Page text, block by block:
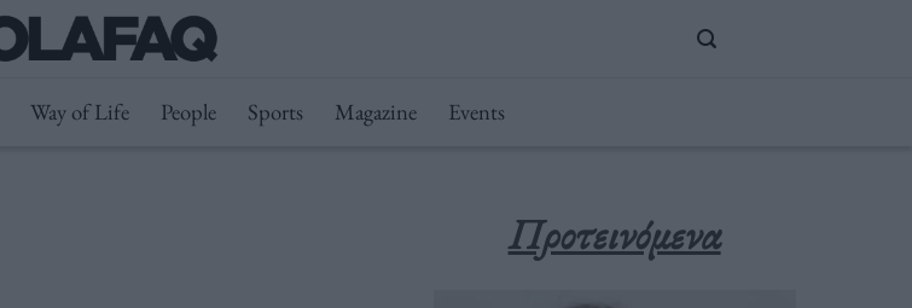
Way of Life People Sports Magazine Events
Προτεινόμενα